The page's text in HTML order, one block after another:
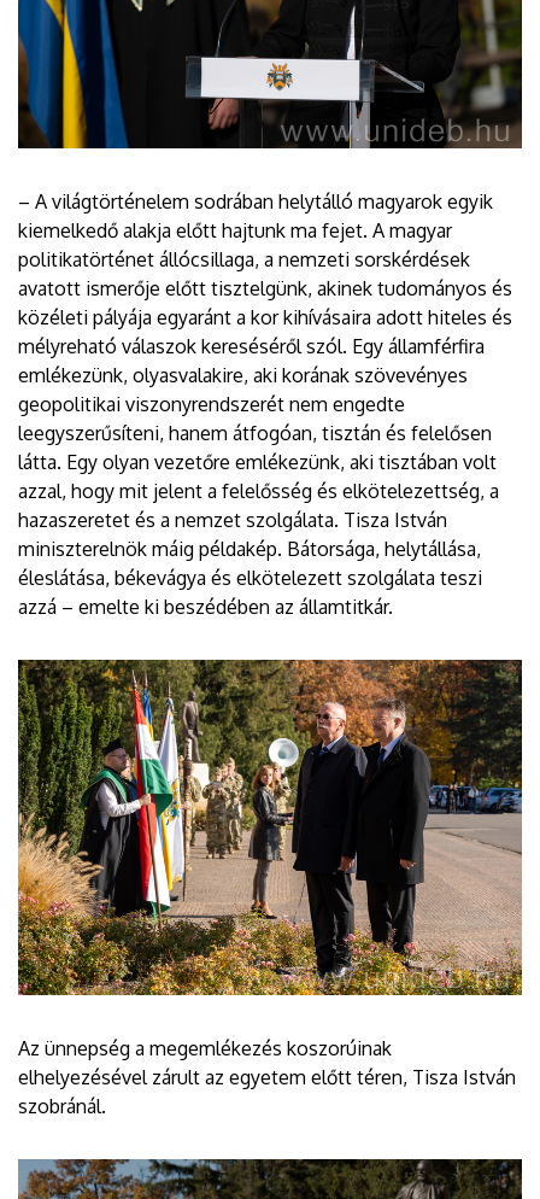
– A világtörténelem sodrában helytálló magyarok egyik
kiemelkedő alakja előtt hajtunk ma fejet. A magyar
politikatörténet állócsillaga, a nemzeti sorskérdések
avatott ismerője előtt tisztelgünk, akinek tudományos és
közéleti pályája egyaránt a kor kihívásaira adott hiteles és
mélyreható válaszok kereséséről szól. Egy államférfira
emlékezünk, olyasvalakire, aki korának szövevényes
geopolitikai viszonyrendszerét nem engedte
leegyszerűsíteni, hanem átfogóan, tisztán és felelősen
látta. Egy olyan vezetőre emlékezünk, aki tisztában volt
azzal, hogy mit jelent a felelősség és elkötelezettség, a
hazaszeretet és a nemzet szolgálata. Tisza István
miniszterelnök máig példakép. Bátorsága, helytállása,
éleslátása, békevágya és elkötelezett szolgálata teszi
azzá – emelte ki beszédében az államtitkár.
Az ünnepség a megemlékezés koszorúinak
elhelyezésével zárult az egyetem előtt téren, Tisza István
szobránál.